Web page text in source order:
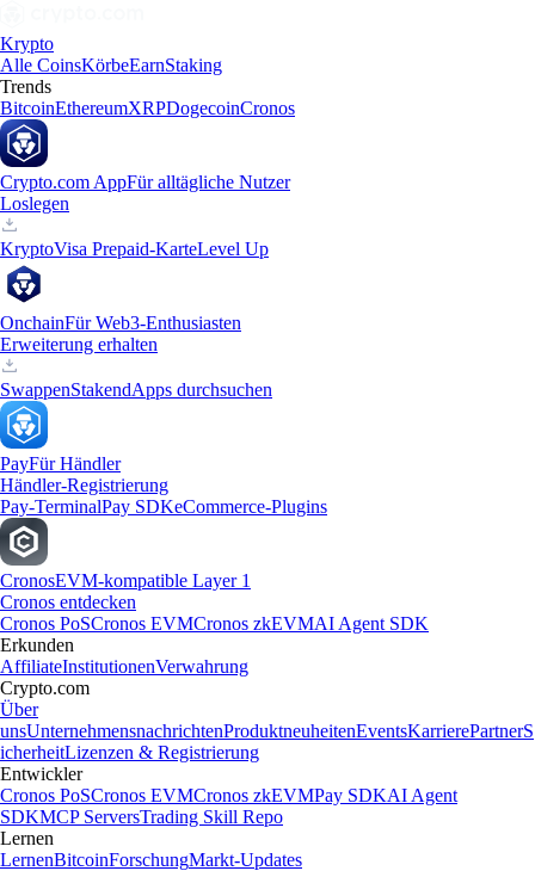
Krypto
Alle CoinsKörbeEarnStaking
Trends
BitcoinEthereumXRPDogecoinCronos
Crypto.com AppFür alltägliche Nutzer
Loslegen
KryptoVisa Prepaid-KarteLevel Up
OnchainFür Web3-Enthusiasten
Erweiterung erhalten
SwappenStakendApps durchsuchen
PayFür Händler
Händler-Registrierung
Pay-TerminalPay SDKeCommerce-Plugins
CronosEVM-kompatible Layer 1
Cronos entdecken
Cronos PoSCronos EVMCronos zkEVMAI Agent SDK
Erkunden
AffiliateInstitutionenVerwahrung
Crypto.com
Über
unsUnternehmensnachrichtenProduktneuheitenEventsKarrierePartnerS
icherheitLizenzen & Registrierung
Entwickler
Cronos PoSCronos EVMCronos zkEVMPay SDKAI Agent
SDKMCP ServersTrading Skill Repo
Lernen
LernenBitcoinForschungMarkt-Updates